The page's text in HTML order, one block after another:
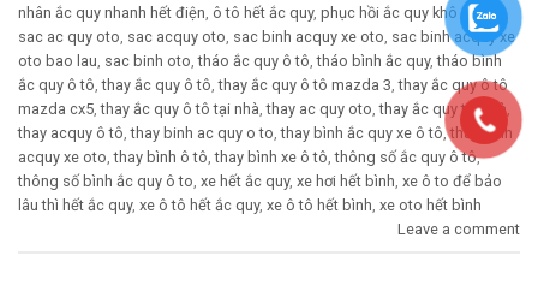
nhân ắc quy nhanh hết điện, ô tô hết ắc quy, phục hồi ắc quy khô ô tô,
sac ac quy oto, sac acquy oto, sac binh acquy xe oto, sac binh acquy xe
oto bao lau, sac binh oto,tháo ắc quy ô tô,tháo bình ắc quy,tháo bình
ắc quy ô tô,thay ắc quy ô tô,thay ắc quy ô tô mazda 3,thay ắc quy ô tô
mazda cx5,thay ắc quy ô tô tại nhà,thay ac quy oto,thay ắc quy tại nhà,
thay acquy ô tô,thay binh ac quy o to,thay bình ắc quy xe ô tô,thay binh
acquy xe oto,thay bình ô tô,thay bình xe ô tô,thông số ắc quy ô tô,
thông số bình ắc quy ô to, xe hết ắc quy, xe hơi hết bình, xe ô to để bảo
lâu thì hết ắc quy, xe ô tô hết ắc quy, xe ô tô hết bình, xe oto hết bình
Leave a comment